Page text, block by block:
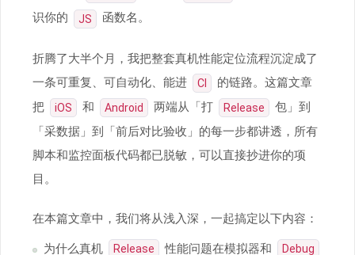
识你的
JS 函数名。
折腾了大半个月，我把整套真机性能定位流程沉淀成了
一条可重复、可自动化、能进
CI
的链路。这篇文章
把
iOS 和 Android 两端从「打 Release
包」到
「采数据」到「前后对比验收」的每一步都讲透，所有
脚本和监控面板代码都已脱敏，可以直接抄进你的项
目。
在本篇文章中，我们将从浅入深，一起搞定以下内容：
为什么真机 Release 性能问题在模拟器和 Debug